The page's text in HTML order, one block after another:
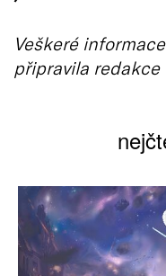
Veškeré
připravila redakce